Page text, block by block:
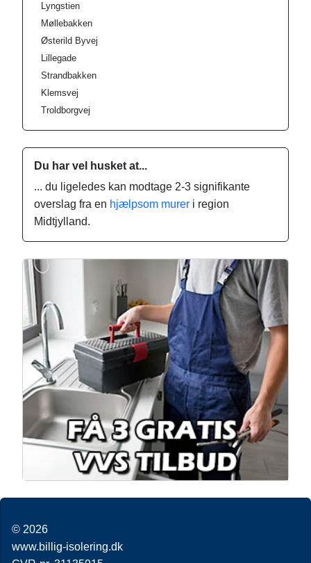
Lyngstien
Møllebakken
Østerild Byvej
Lillegade
Strandbakken
Klemsvej
Troldborgvej
Du har vel husket at...
... du ligeledes kan modtage 2-3 signifikante
overslag fra en hjælpsom murer i region
Midtjylland.
© 2026
www.billig-isolering.dk